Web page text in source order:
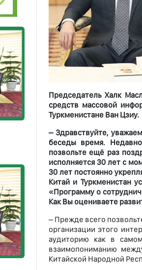
Председатель Халк
средств массовой
Туркменистане Ван Цзиу.
– Здравствуйте,
беседы время.
позвольте ещё раз
исполняется 30 лет с
30 лет постоянно
Китай и Туркменистан
«Программу о
Как Вы оцениваете
– Прежде всего
организации этого
аудиторию как в
взаимопониманию
Китайской Народной